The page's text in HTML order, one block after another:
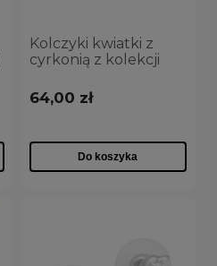
Kolczyki kwiatki z
cyrkonią z kolekcji
64,00 zł
Do koszyka